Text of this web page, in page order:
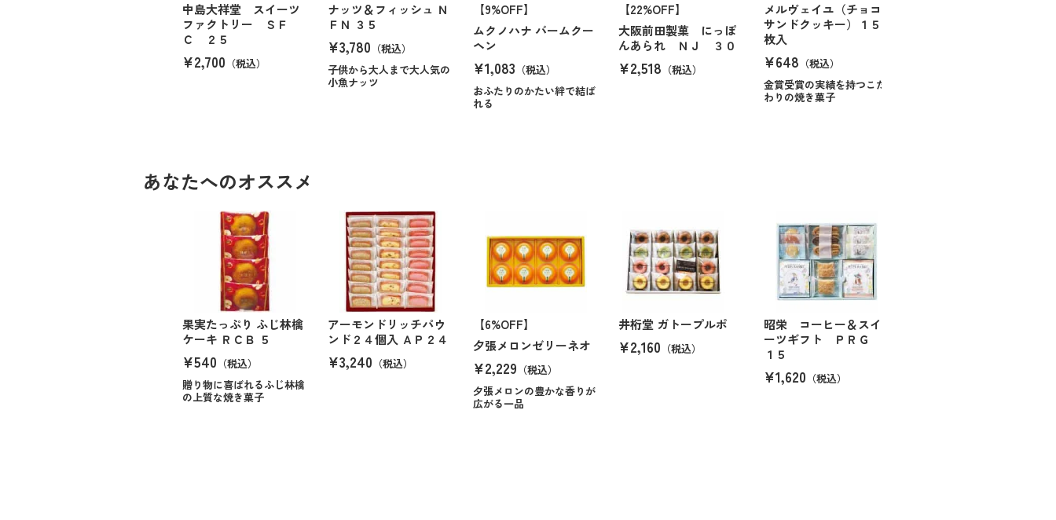
中島大祥堂 スイーツ
ファクトリー ＳＦ
Ｃ ２５
¥2,700 （税込）
ナッツ＆フィッシュ Ｎ
ＦＮ ３５
¥3,780 （税込）
子供から大人まで大人気の
小魚ナッツ
【9%OFF】
ムクノハナ バームクー
ヘン
¥1,083 （税込）
おふたりのかたい絆で結ば
れる
【22%OFF】
大阪前田製菓 にっぽ
んあられ ＮＪ ３０
¥2,518 （税込）
メルヴェイユ（チョコ
サンドクッキー）１５
枚入
¥648 （税込）
金賞受賞の実績を持つこだ
わりの焼き菓子
あなたへのオススメ
果実たっぷり ふじ林檎
ケーキ ＲＣＢ ５
¥540 （税込）
贈り物に喜ばれるふじ林檎
の上質な焼き菓子
アーモンドリッチパウ
ンド２４個入 ＡＰ２４
¥3,240 （税込）
【6%OFF】
夕張メロンゼリーネオ
¥2,229 （税込）
夕張メロンの豊かな香りが
広がる一品
井桁堂 ガトープルポ
¥2,160 （税込）
昭栄 コーヒー＆スイ
ーツギフト ＰＲＧ
１５
¥1,620 （税込）